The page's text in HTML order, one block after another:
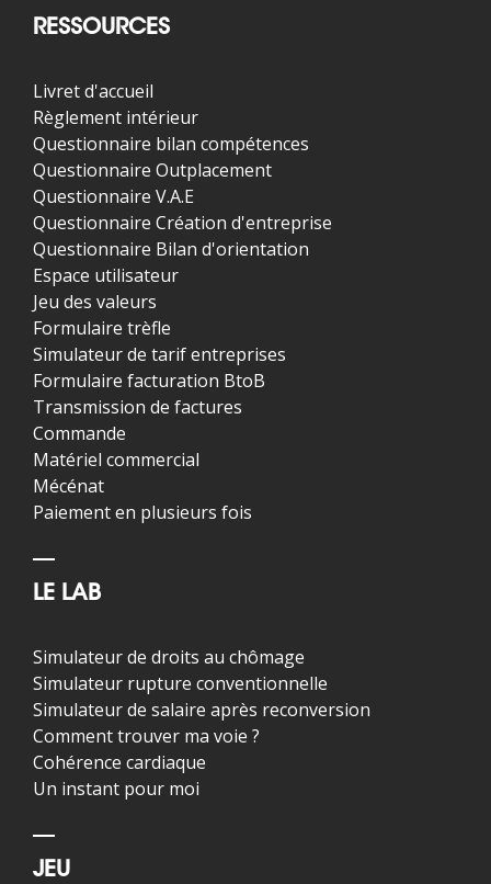
RESSOURCES
Livret d'accueil
Règlement intérieur
Questionnaire bilan compétences
Questionnaire Outplacement
Questionnaire V.A.E
Questionnaire Création d'entreprise
Questionnaire Bilan d'orientation
Espace utilisateur
Jeu des valeurs
Formulaire trèfle
Simulateur de tarif entreprises
Formulaire facturation BtoB
Transmission de factures
Commande
Matériel commercial
Mécénat
Paiement en plusieurs fois
LE LAB
Simulateur de droits au chômage
Simulateur rupture conventionnelle
Simulateur de salaire après reconversion
Comment trouver ma voie ?
Cohérence cardiaque
Un instant pour moi
JEU